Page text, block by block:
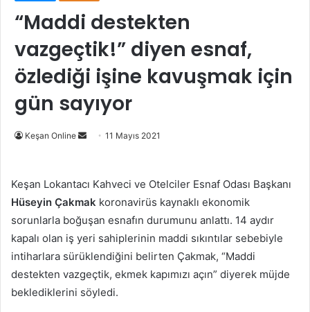
“Maddi destekten
vazgeçtik!” diyen esnaf,
özlediği işine kavuşmak için
gün sayıyor
Keşan Online
Bir
göndermek
11 Mayıs 2021
Keşan Lokantacı Kahveci ve Otelciler Esnaf Odası Başkanı
Hüseyin Çakmak koronavirüs kaynaklı ekonomik
sorunlarla boğuşan esnafın durumunu anlattı. 14 aydır
kapalı olan iş yeri sahiplerinin maddi sıkıntılar sebebiyle
intiharlara sürüklendiğini belirten Çakmak, “Maddi
destekten vazgeçtik, ekmek kapımızı açın” diyerek müjde
beklediklerini söyledi.